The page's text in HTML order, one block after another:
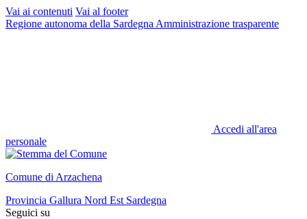
Vai ai contenuti Vai al footer
Regione autonoma della Sardegna Amministrazione trasparente
Accedi all'area
personale
Comune di Arzachena
Provincia Gallura Nord Est Sardegna
Seguici su